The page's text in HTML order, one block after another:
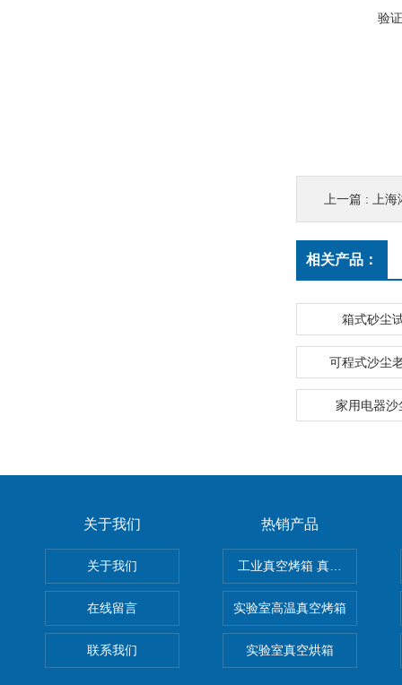
验
上一篇 : 上
相关产品：
箱式砂尘
可程式沙尘
家用电器沙
关于我们
关于我们
在线留言
联系我们
热销产品
工业真空烤箱 真空烘箱
实验室高温真空烤箱
实验室真空烘箱